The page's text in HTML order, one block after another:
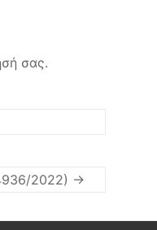
σας.
2022) →